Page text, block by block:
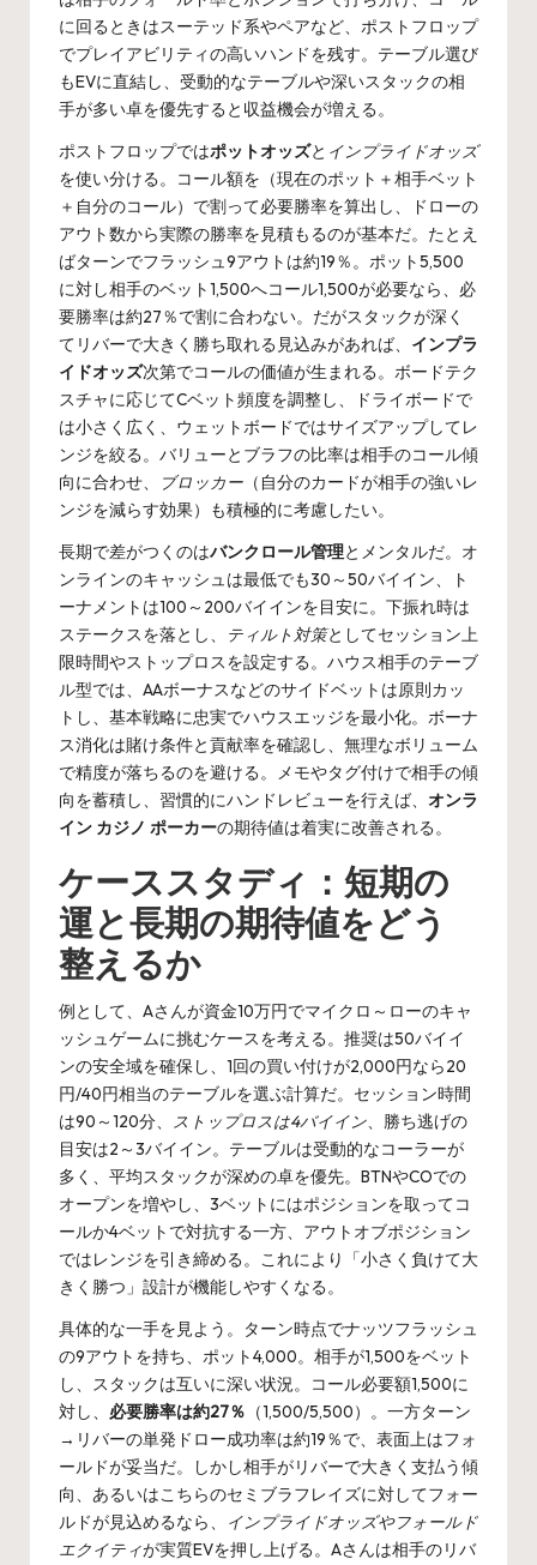
に回るときはスーテッド系やペアなど、ポストフロップ
でプレイアビリティの高いハンドを残す。テーブル選び
もEVに直結し、受動的なテーブルや深いスタックの相
手が多い卓を優先すると収益機会が増える。
ポストフロップではポットオッズと インプライドオッズ
を使い分ける。コール額を（現在のポット＋相手ベット
＋自分のコール）で割って必要勝率を算出し、ドローの
アウト数から実際の勝率を見積もるのが基本だ。たとえ
ばターンでフラッシュ9アウトは約19％。ポット5,500
に対し相手のベット1,500へコール1,500が必要なら、必
要勝率は約27％で割に合わない。だがスタックが深く
てリバーで大きく勝ち取れる見込みがあれば、 インプラ
イドオッズ次第でコールの価値が生まれる。ボードテク
スチャに応じてCベット頻度を調整し、ドライボードで
は小さく広く、ウェットボードではサイズアップしてレ
ンジを絞る。バリューとブラフの比率は相手のコール傾
向に合わせ、
ブロッカー （自分のカードが相手の強いレ
ンジを減らす効果）も積極的に考慮したい。
長期で差がつくのはバンクロール管理とメンタルだ。オ
ンラインのキャッシュは最低でも30～50バイイン、ト
ーナメントは100～200バイインを目安に。下振れ時は
ステークスを落とし、
ティルト対策としてセッション上
限時間やストップロスを設定する。ハウス相手のテーブ
ル型では、AAボーナスなどのサイドベットは原則カッ
トし、基本戦略に忠実でハウスエッジを最小化。ボーナ
ス消化は賭け条件と貢献率を確認し、無理なボリューム
で精度が落ちるのを避ける。メモやタグ付けで相手の傾
向を蓄積し、習慣的にハンドレビューを行えば、 オンラ
イン カジノ ポーカーの期待値は着実に改善される。
ケーススタディ：短期の
運と長期の期待値をどう
整えるか
例として、Aさんが資金10万円でマイクロ～ローのキャ
ッシュゲームに挑むケースを考える。推奨は50バイイ
ンの安全域を確保し、1回の買い付けが2,000円なら20
円/40円相当のテーブルを選ぶ計算だ。セッション時間
は90～120分、 ストップロスは4バイイン、勝ち逃げの
目安は2～3バイイン。テーブルは受動的なコーラーが
多く、平均スタックが深めの卓を優先。BTNやCOでの
オープンを増やし、3ベットにはポジションを取ってコ
ールか4ベットで対抗する一方、アウトオブポジション
ではレンジを引き締める。これにより「小さく負けて大
きく勝つ」設計が機能しやすくなる。
具体的な一手を見よう。ターン時点でナッツフラッシュ
の9アウトを持ち、ポット4,000。相手が1,500をベット
し、スタックは互いに深い状況。コール必要額1,500に
対し、 必要勝率は約27％ （1,500/5,500）。一方ターン
→リバーの単発ドロー成功率は約19％で、表面上はフォ
ールドが妥当だ。しかし相手がリバーで大きく支払う傾
向、あるいはこちらのセミブラフレイズに対してフォー
ルドが見込めるなら、
インプライドオッズやフォールド
エクイティが実質EVを押し上げる。Aさんは相手のリバ